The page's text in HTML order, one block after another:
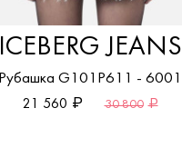
ПОКАЗАТЬ ТОВАРЫ
ICEBERG JEANS
Рубашка G101P611 - 6001
21 560
30 800